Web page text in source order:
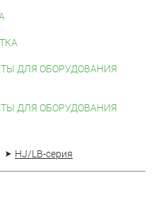
ДЛЯ ОБОРУДОВАНИЯ
ДЛЯ ОБОРУДОВАНИЯ
HJ/LB-серия